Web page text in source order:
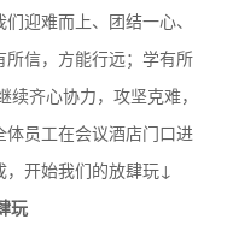
迎难而上、团结一心、
信，方能行远；学有所
齐心协力，攻坚克难，
员工在会议酒店门口进
，开始我们的放肆玩↓
玩